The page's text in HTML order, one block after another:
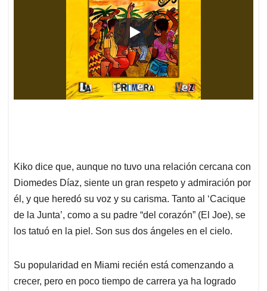
Kiko dice que, aunque no tuvo una relación cercana con
Diomedes Díaz, siente un gran respeto y admiración por
él, y que heredó su voz y su carisma. Tanto al ‘Cacique
de la Junta’, como a su padre “del corazón” (El Joe), se
los tatuó en la piel. Son sus dos ángeles en el cielo.
Su popularidad en Miami recién está comenzando a
crecer, pero en poco tiempo de carrera ya ha logrado